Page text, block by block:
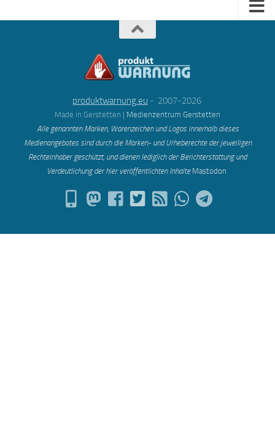
produktwarnung.eu - 2007-2026
Made in Gerstetten | Medienzentrum Gerstetten
Alle genannten Marken, Warenzeichen und Logos innerhalb dieses
Medienangebotes sind durch die Marken- und Urheberechte der jeweiligen
Rechteinhaber geschützt, und dienen lediglich der Berichterstattung und
Verdeutlichung der hier veröffentlichten Inhalte Mastodon